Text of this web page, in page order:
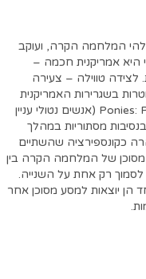
המלחמה הקרה, ועוקב
היא אמריקנית חכמה –
לצידה טווילה – צעירה
בשגרירות האמריקנית
בתפקידים 'שקופים', של אלו הזוכים לכינוי Ponies: Persons Of No Interest (אנשים נטולי עניין
מסתוריות במהלך
כקונספירציה שהשתיים
של המלחמה הקרה בין
רק אחת על השנייה.
הן יוצאות למסע מסוכן אחר